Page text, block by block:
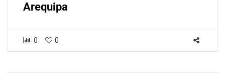
Arequipa
0 0